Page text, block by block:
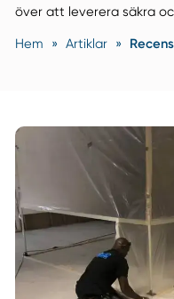
över att leverera säkra
Hem » Artiklar »